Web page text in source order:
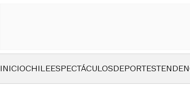
INICIOCHILEESPECTÁCULOSDEPORTES